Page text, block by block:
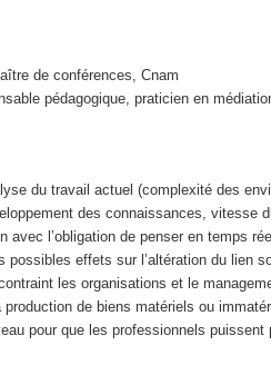
de conférences, Cnam
pédagogique, praticien en
du travail actuel (complexité des
des connaissances, vitesse
avec l’obligation de penser en temps
possibles effets sur l’altération du lien
les organisations et le
de biens matériels ou
pour que les professionnels puissent